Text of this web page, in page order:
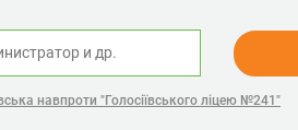
навпроти "Голосіївського ліцею №241"